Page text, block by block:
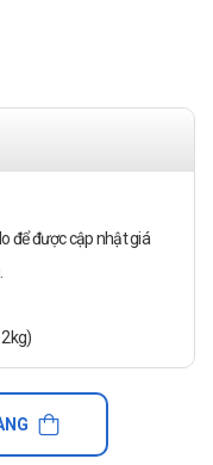
để được cập nhật giá